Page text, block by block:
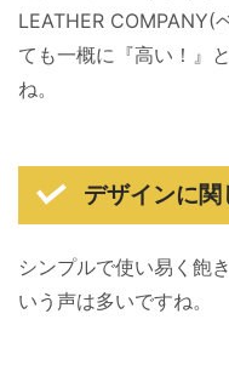
LEATHER COMPANY(
ても一概に『高い！』
ね。
デザインに関
シンプルで使い易く飽
いう声は多いですね。